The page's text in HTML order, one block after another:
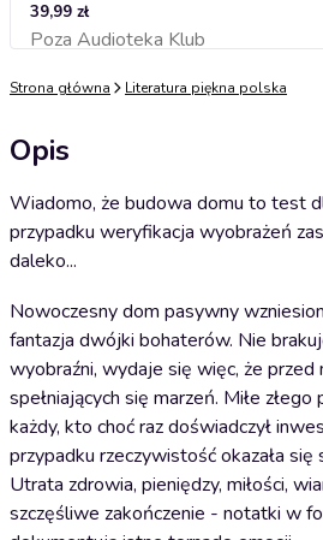
39,99 zł
Poza Audioteka KlubDodaj do koszyka
Strona główna Literatura piękna polska
Opis
Wiadomo, że budowa domu to test
przypadku weryfikacja wyobrażeń
daleko...
Nowoczesny dom pasywny
fantazja dwójki bohaterów. Nie
wyobraźni, wydaje się więc, że przed
spełniających się marzeń. Miłe
każdy, kto choć raz doświadczył
przypadku rzeczywistość okazała się
Utrata zdrowia, pieniędzy, miłości,
szczęśliwe zakończenie - notatki w